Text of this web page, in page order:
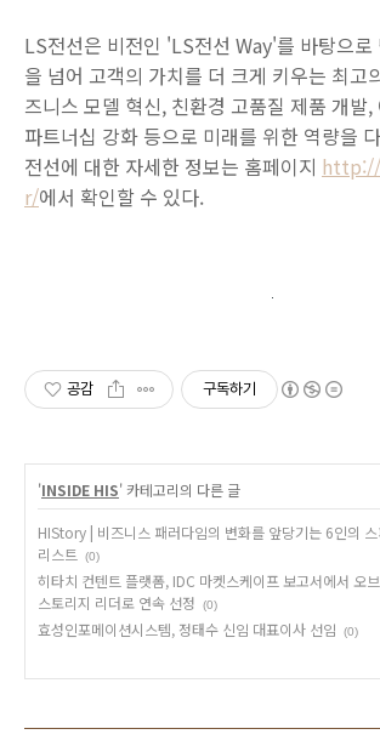
LS전선은 비전인 'LS전선 Way'를 바탕으로
을 넘어 고객의 가치를 더 크게 키우는 최고
즈니스 모델 혁신, 친환경 고품질 제품 개발,
파트너십 강화 등으로 미래를 위한 역량을
전선에 대한 자세한 정보는 홈페이지
r/에서 확인할 수 있다.
공감 구독하기
'INSIDE HIS' 카테고리의 다른 글
HIStory | 비즈니스 패러다임의 변화를 앞당기는 6인의 스
리스트
(0)
히타치 컨텐트 플랫폼, IDC 마켓스케이프 보고서에서 오
스토리지 리더로 연속 선정
(0)
효성인포메이션시스템, 정태수 신임 대표이사 선임 (0)